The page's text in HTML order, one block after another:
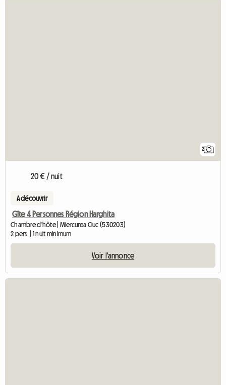
2
20 € / nuit
A découvrir
Gîte 4 Personnes Région Harghita
Chambre d'hôte | Miercurea Ciuc (530203)
2 pers. | 1 nuit minimum
Voir l'annonce